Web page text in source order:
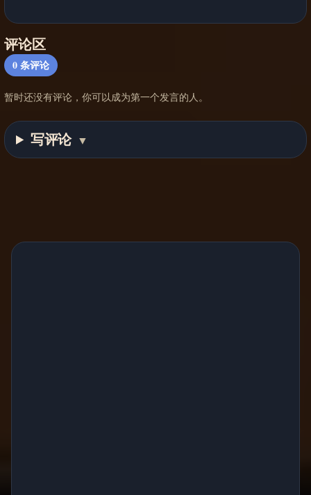
评论区
0条评论
暂时还没有评论，你可以成为第一个发言的人。
写评论 ▼